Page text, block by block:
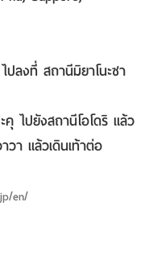
ลงที่ สถานีมิยาโนะซา
ไปยังสถานีโอโดริ แล้ว
วา แล้วเดินเท้าต่อ
en/